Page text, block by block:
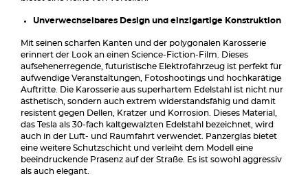
Unverwechselbares Design und einzigartige Konstruktion
Mit seinen scharfen Kanten und der polygonalen Karosserie
erinnert der Look an einen Science-Fiction-Film. Dieses
aufsehenerregende, futuristische Elektrofahrzeug ist perfekt für
aufwendige Veranstaltungen, Fotoshootings und hochkarätige
Auftritte. Die Karosserie aus superhartem Edelstahl ist nicht nur
ästhetisch, sondern auch extrem widerstandsfähig und damit
resistent gegen Dellen, Kratzer und Korrosion. Dieses Material,
das Tesla als 30-fach kaltgewalzten Edelstahl bezeichnet, wird
auch in der Luft- und Raumfahrt verwendet. Panzerglas bietet
eine weitere Schutzschicht und verleiht dem Modell eine
beeindruckende Präsenz auf der Straße. Es ist sowohl aggressiv
als auch elegant.